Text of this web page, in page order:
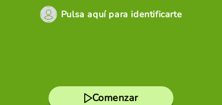
Pulsa aquí para identificarte
Comenzar